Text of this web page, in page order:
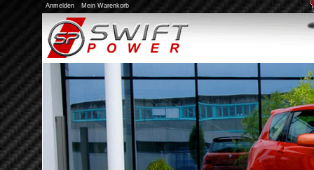
Anmelden Mein Warenkorb
Kofferraumwanne
€69.00
Elektr. Au�enspiegel mit LED